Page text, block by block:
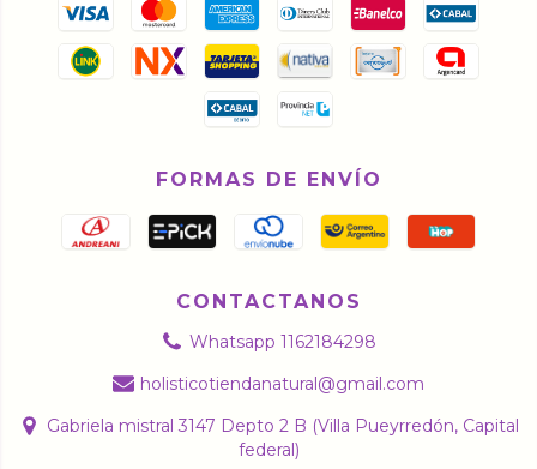
FORMAS DE ENVÍO
CONTACTANOS
Whatsapp 1162184298
holisticotiendanatural@gmail.com
Gabriela mistral 3147 Depto 2 B (Villa Pueyrredón, Capital
federal)